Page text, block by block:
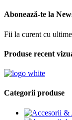
Abonează-te la
Fii la curent cu
Produse recent
Categorii produse